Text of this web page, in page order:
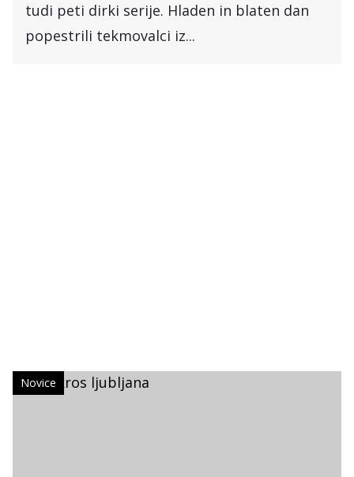
tudi peti dirki serije. Hladen in blaten dan
popestrili tekmovalci iz...
Novice